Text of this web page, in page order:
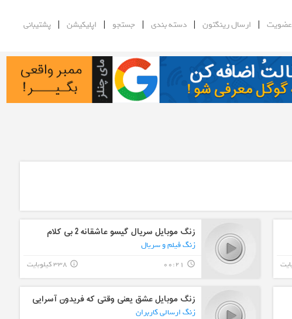
عضویت | ارسال رینگتون |دسته بندی | جستجو | اپلیکیشن |پشتیبانی
زنگ موبایل سریال گیسو عاشقانه 2 بی کلام
زنگ فیلم و سریال
query_builder
00:21 338 کیلوبایت info_outline
زنگ موبایل عشق یعنی وقتی که فریدون آسرایی
زنگ ارسالی کاربران